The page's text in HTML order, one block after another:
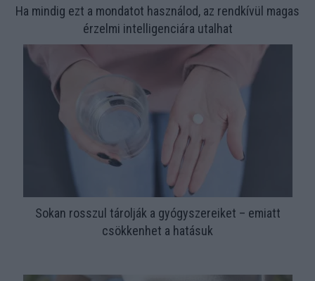
Ha mindig ezt a mondatot használod, az rendkívül magas
érzelmi intelligenciára utalhat
Sokan rosszul tárolják a gyógyszereiket – emiatt
csökkenhet a hatásuk